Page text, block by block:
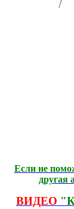
Если не
другая
ВИДЕО